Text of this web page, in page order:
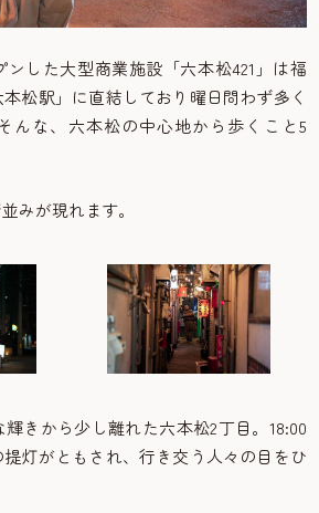
した大型商業施設「六本松421」は福
松駅」に直結しており曜日問わず多く
んな、六本松の中心地から歩くこと5
みが現れます。
きから少し離れた六本松2丁目。18:00
灯がともされ、行き交う人々の目をひ